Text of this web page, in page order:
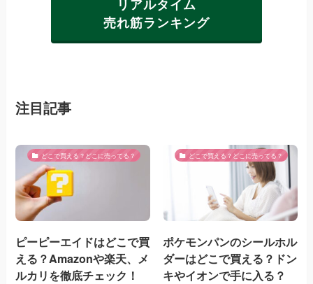
リアルタイム
売れ筋ランキング
注目記事
どこで買える？どこに売ってる？
ピーピーエイドはどこで買
える？Amazonや楽天、メ
ルカリを徹底チェック！
どこで買える？どこに売ってる？
ポケモンパンのシールホル
ダーはどこで買える？ドン
キやイオンで手に入る？